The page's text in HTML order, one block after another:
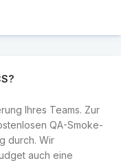
Ihres Teams. Zur
QA-Smoke-
durch. Wir
auch eine